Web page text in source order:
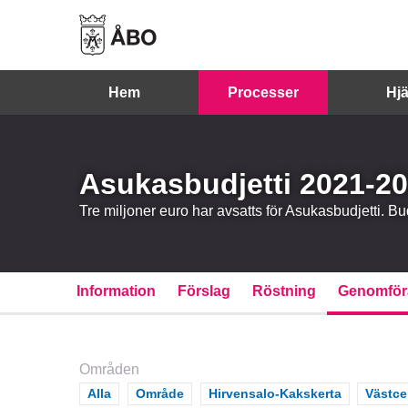
Hem Processer
Asukasbudjetti 2021-
Tre miljoner euro har avsatts för Asukasbudjetti.
Information Förslag Röstning
Områden
Scope
Alla Scope
Område Scope
Hirvensalo-Kakskerta Scope